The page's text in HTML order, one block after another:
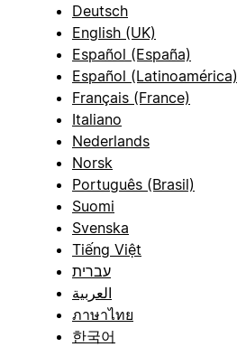
Deutsch
English (UK)
Español (España)
Español (Latinoamérica)
Français (France)
Italiano
Nederlands
Norsk
Português (Brasil)
Suomi
Svenska
Tiếng Việt
עברית
العربية
ภาษาไทย
한국어